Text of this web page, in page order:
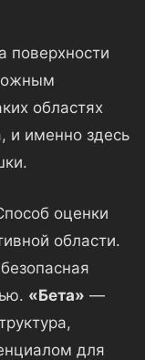
поверхности
областях
и именно здесь
оценки
области.
«Бета» —
для